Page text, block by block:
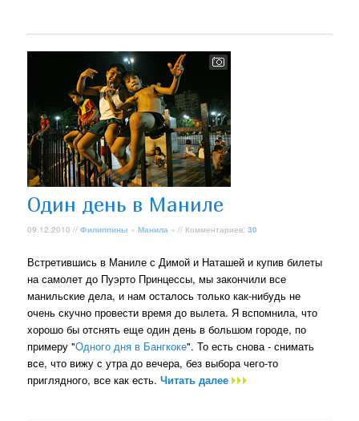
Один день в Маниле
09.12.2010 //Филиппины »Манила » // Комментариев:30
Встретившись в Маниле с Димой и Наташей и купив билеты
на самолет до Пуэрто Принцессы, мы закончили все
манильские дела, и нам осталось только как-нибудь не
очень скучно провести время до вылета. Я вспомнила, что
хорошо бы отснять еще один день в большом городе, по
примеру "Одного дня в Бангкоке". То есть снова - снимать
все, что вижу с утра до вечера, без выбора чего-то
приглядного, все как есть.Читать далее